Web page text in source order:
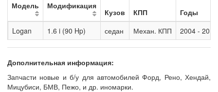
Модель Модификация
Кузов КПП
Годы
Logan
1.6 i (90 Hp) седан Механ. КПП 2004 - 2014
Дополнительная информация:
Запчасти новые и б/у для автомобилей Форд, Рено, Хендай,
Мицубиси, БМВ, Пежо, и др. иномарки.